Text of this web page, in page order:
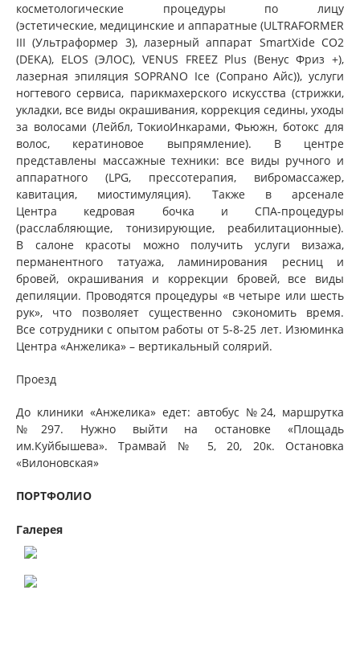
косметологические процедуры по лицу
(эстетические, медицинские и аппаратные (ULTRAFORMER
ІІІ (Ультраформер 3), лазерный аппарат SmartXide СО2
(DEKA), ELOS (ЭЛОС), VENUS FREEZ Plus (Венус Фриз +),
лазерная эпиляция SOPRANO Ice (Сопрано Айс)), услуги
ногтевого сервиса, парикмахерского искусства (стрижки,
укладки, все виды окрашивания, коррекция седины, уходы
за волосами (Лейбл, ТокиоИнкарами, Фьюжн, ботокс для
волос, кератиновое выпрямление). В центре
представлены массажные техники: все виды ручного и
аппаратного (LPG, прессотерапия, вибромассажер,
кавитация, миостимуляция). Также в арсенале
Центра кедровая бочка и СПА-процедуры
(расслабляющие, тонизирующие, реабилитационные).
В салоне красоты можно получить услуги визажа,
перманентного татуажа, ламинирования ресниц и
бровей, окрашивания и коррекции бровей, все виды
депиляции. Проводятся процедуры «в четыре или шесть
рук», что позволяет существенно сэкономить время.
Все сотрудники с опытом работы от 5-8-25 лет. Изюминка
Центра «Анжелика» – вертикальный солярий.
Проезд
До клиники «Анжелика» едет: автобус №24, маршрутка
№297. Нужно выйти на остановке «Площадь
им.Куйбышева». Трамвай № 5, 20, 20к. Остановка
«Вилоновская»
ПОРТФОЛИО
Галерея